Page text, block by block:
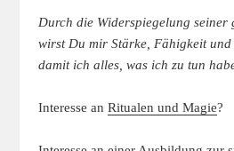
Durch die Widerspiegelung seiner
wirst Du mir Stärke, Fähigkeit und
damit ich alles, was ich zu tun
Interesse an Ritualen und Magie?